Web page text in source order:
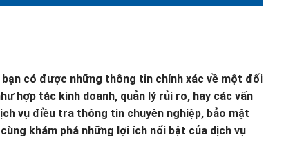
bạn có được những thông tin chính xác về một đối
hợp tác kinh doanh, quản lý rủi ro, hay các vấn
vụ điều tra thông tin chuyên nghiệp, bảo mật
khám phá những lợi ích nổi bật của dịch vụ